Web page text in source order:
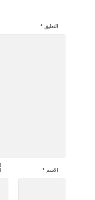
التعليق *
الاسم *